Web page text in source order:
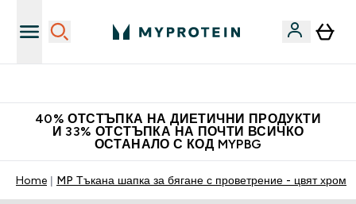
40% ОТСТЪПКА НА ДИЕТИЧНИ ПРОДУКТИ
И 33% ОТСТЪПКА НА ПОЧТИ ВСИЧКО
ОСТАНАЛО С КОД MYPBG
Home MP Тъкана шапка за бягане с проветрение - цвят хром